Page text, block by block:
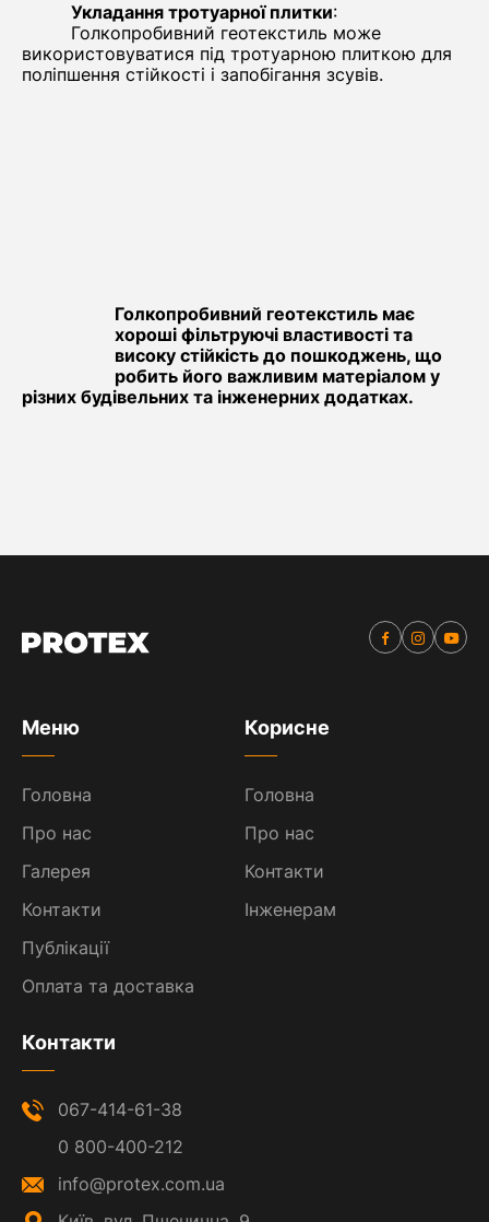
Укладання тротуарної плитки:
Голкопробивний геотекстиль може
використовуватися під тротуарною плиткою для
поліпшення стійкості і запобігання зсувів.
Голкопробивний геотекстиль має
хороші фільтруючі властивості та
високу стійкість до пошкоджень, що
робить його важливим матеріалом у
різних будівельних та інженерних додатках.
Меню
Головна
Про нас
Галерея
Контакти
Публікації
Оплата та доставка
Корисне
Головна
Про нас
Контакти
Інженерам
Контакти
067-414-61-38
0 800-400-212
info@protex.com.ua